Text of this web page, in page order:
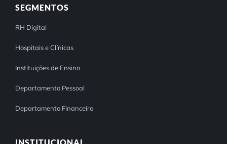
SEGMENTOS
RH Digital
Hospitais e Clínicas
Instituições de Ensino
Departamento Pessoal
Departamento Financeiro